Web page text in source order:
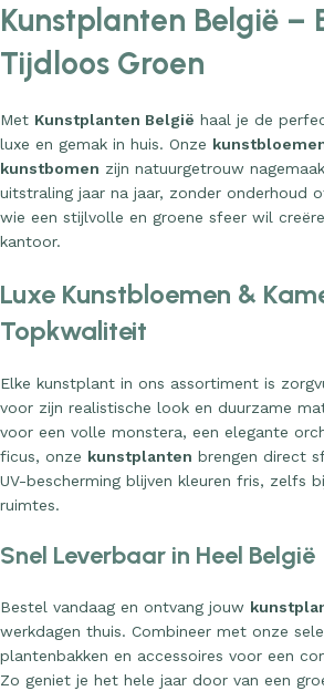
Kunstplanten België –
Tijdloos Groen
Met Kunstplanten België haal je de
luxe en gemak in huis. Onze
kunstbomen zijn natuurgetrouw
uitstraling jaar na jaar, zonder onderhoud
wie een stijlvolle en groene sfeer wil
kantoor.
Luxe Kunstbloemen &
Topkwaliteit
Elke kunstplant in ons assortiment is
voor zijn realistische look en duurzame
voor een volle monstera, een elegante
ficus, onze kunstplanten brengen direct
UV-bescherming blijven kleuren fris, zelfs
ruimtes.
Snel Leverbaar in Heel België
Bestel vandaag en ontvang jouw
werkdagen thuis. Combineer met onze
plantenbakken en accessoires voor een
Zo geniet je het hele jaar door van een